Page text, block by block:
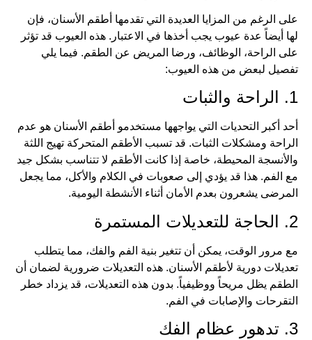
على الرغم من المزايا العديدة التي تقدمها أطقم الأسنان، فإن
لها أيضاً عدة عيوب يجب أخذها في الاعتبار. هذه العيوب قد تؤثر
على الراحة، الوظائف، ورضا المريض عن الطقم. فيما يلي
تفصيل لبعض من هذه العيوب:
1. الراحة والثبات
أحد أكبر التحديات التي يواجهها مستخدمو أطقم الأسنان هو عدم
الراحة ومشكلات الثبات. قد تسبب الأطقم المتحركة تهيج اللثة
والأنسجة المحيطة، خاصة إذا كانت الأطقم لا تتناسب بشكل جيد
مع الفم. هذا قد يؤدي إلى صعوبات في الكلام والأكل، مما يجعل
المرضى يشعرون بعدم الأمان أثناء الأنشطة اليومية.
2. الحاجة للتعديلات المستمرة
مع مرور الوقت، يمكن أن تتغير بنية الفم والفك، مما يتطلب
تعديلات دورية لأطقم الأسنان. هذه التعديلات ضرورية لضمان أن
الطقم يظل مريحاً ووظيفياً. بدون هذه التعديلات، قد يزداد خطر
التقرحات والإصابات في الفم.
3. تدهور عظام الفك